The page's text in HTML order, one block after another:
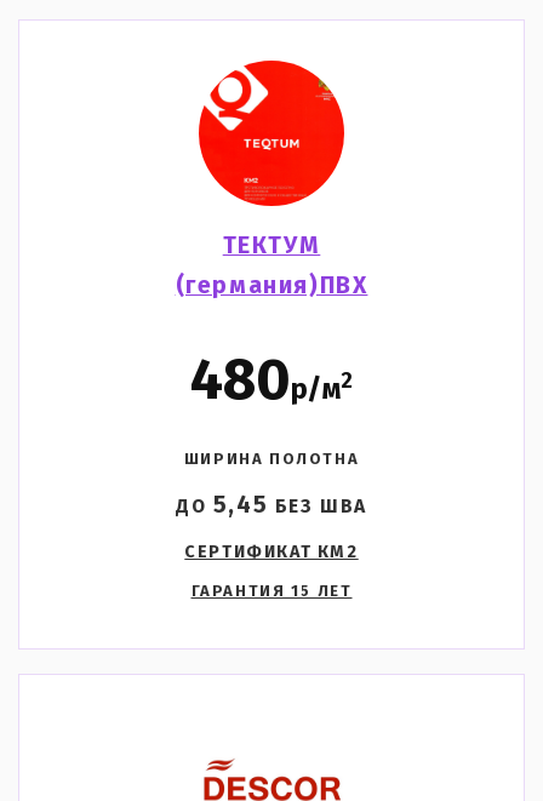
ТЕКТУМ
(германия)ПВХ
480р/м2
ШИРИНА ПОЛОТНА
ДО 5,45 БЕЗ ШВА
СЕРТИФИКАТ КМ2
ГАРАНТИЯ 15 ЛЕТ